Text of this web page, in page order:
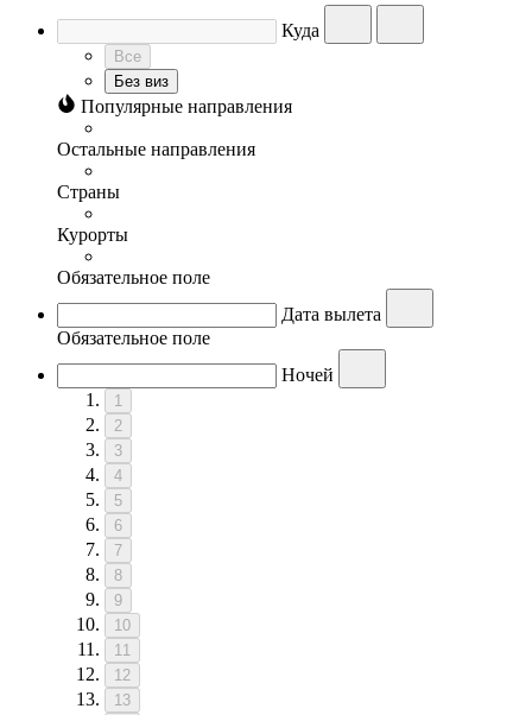
Куда
Все
Без виз
Популярные направления
Остальные направления
Страны
Курорты
Обязательное поле
Дата вылета
Обязательное поле
Ночей
1
2
3
4
5
6
7
8
9
10
11
12
13